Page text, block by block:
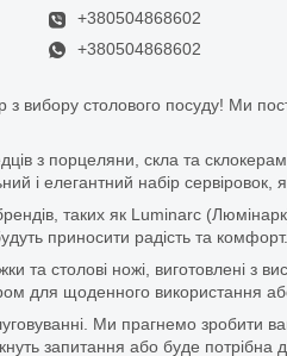
+380504868602
+380504868602
столового посуду! Ми
з порцеляни, скла та
і елегантний набір сервіровок,
таких як Luminarc
приносити радість та комфорт.
столові ножі, виготовлені з
для щоденного використання
Ми прагнемо зробити
запитання або буде потрібна